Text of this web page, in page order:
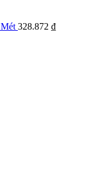
328.872 ₫